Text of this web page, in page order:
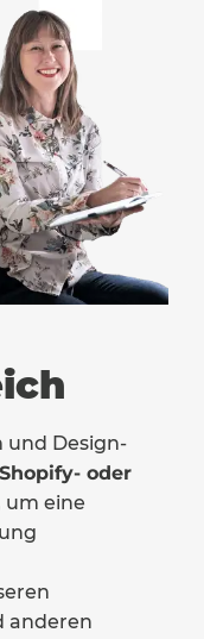
und Design-
Shopify- oder
um eine
anderen